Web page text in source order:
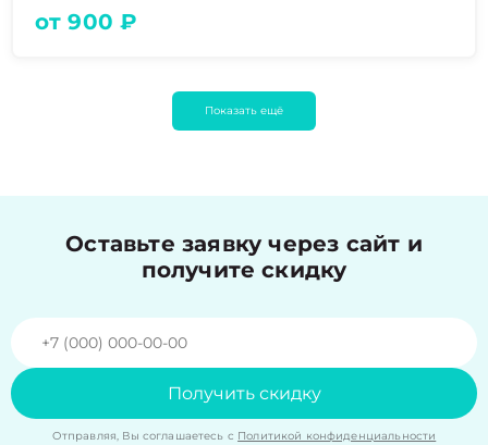
от 900 ₽
Показать ещё
Оставьте заявку через сайт и
получите скидку
Получить скидку
Отправляя, Вы соглашаетесь с Политикой конфиденциальности